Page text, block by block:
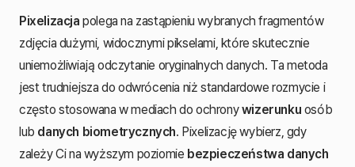
Pixelizacja polega na zastąpieniu wybranych fragmentów
zdjęcia dużymi, widocznymi pikselami, które skutecznie
uniemożliwiają odczytanie oryginalnych danych. Ta metoda
jest trudniejsza do odwrócenia niż standardowe rozmycie i
często stosowana w mediach do ochronywizerunku osób
lub danych biometrycznych. Pixelizację wybierz, gdy
zależy Ci na wyższym poziomie bezpieczeństwa danych